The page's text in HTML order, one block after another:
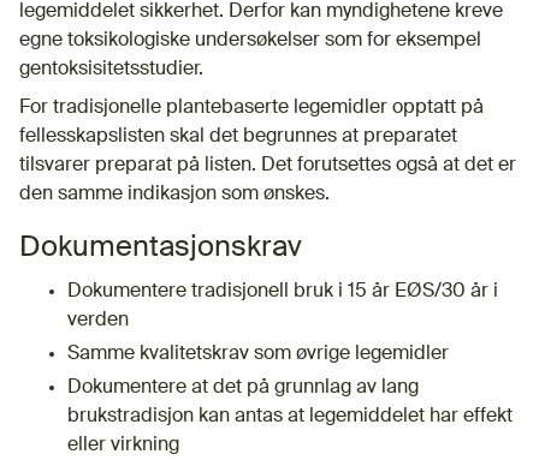
legemiddelet sikkerhet. Derfor kan myndighetene kreve
egne toksikologiske undersøkelser som for eksempel
gentoksisitetsstudier.
For tradisjonelle plantebaserte legemidler opptatt på
fellesskapslisten skal det begrunnes at preparatet
tilsvarer preparat på listen. Det forutsettes også at det er
den samme indikasjon som ønskes.​
Dokumentasjonskrav
​Dokumentere tradisjonell bruk i 15 år EØS/30 år i
verden
Samme kvalitetskrav som øvrige legemidler
Dokumentere at det på grunnlag av lang
brukstradisjon kan antas at legemiddelet har effekt
eller virkning